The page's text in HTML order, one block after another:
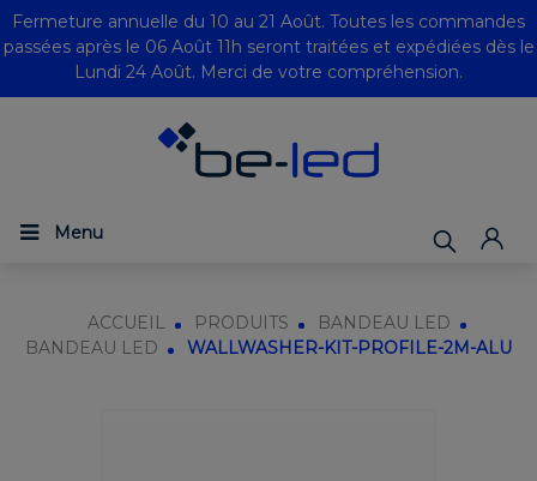
Fermeture annuelle du 10 au 21 Août. Toutes les commandes
passées après le 06 Août 11h seront traitées et expédiées dès le
Lundi 24 Août. Merci de votre compréhension.
Menu
ACCUEIL PRODUITS
BANDEAU LED
BANDEAU LED
WALLWASHER-KIT-PROFILE-2M-ALU